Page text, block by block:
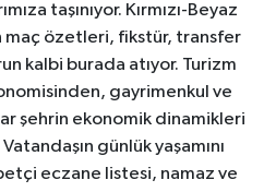
taşınıyor. Kırmızı-Beyaz
maç özetleri, fikstür, transfer
kalbi burada atıyor. Turizm
gayrimenkul ve
şehrin ekonomik dinamikleri
günlük yaşamını
eczane listesi, namaz ve